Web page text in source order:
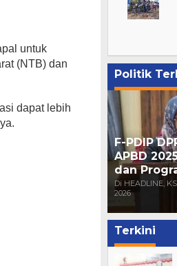
untuk
(NTB) dan
dapat lebih
Politik
Tahun
1448 H
SOSOK
F-PDIP
APBD
dan
Di HEADLINE,
2026
Terkini